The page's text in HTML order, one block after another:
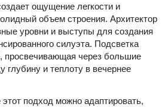
ощущение легкости и
объем строения. Архитектор
уровни и выступы для создания
силуэта. Подсветка
просвечивающая через большие
глубину и теплоту в вечернее
подход можно адаптировать,